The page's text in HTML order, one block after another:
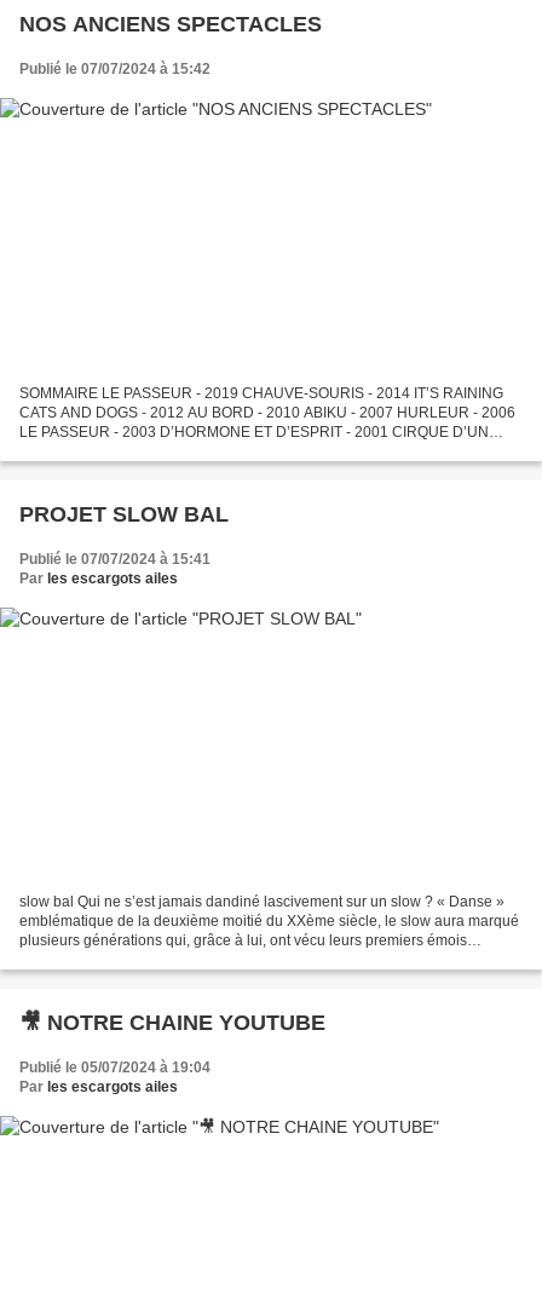
NOS ANCIENS SPECTACLES
Publié le 07/07/2024 à 15:42
SOMMAIRE LE PASSEUR - 2019 CHAUVE-SOURIS - 2014 IT’S RAINING
CATS AND DOGS - 2012 AU BORD - 2010 ABIKU - 2007 HURLEUR - 2006
LE PASSEUR - 2003 D’HORMONE ET D’ESPRIT - 2001 CIRQUE D’UN
PROJET SLOW BAL
Publié le 07/07/2024 à 15:41
Par les escargots ailes
slow bal Qui ne s’est jamais dandiné lascivement sur un slow ? « Danse »
emblématique de la deuxième moitié du XXème siècle, le slow aura marqué
plusieurs générations qui, grâce à lui, ont vécu leurs premiers émois
🎥 NOTRE CHAINE YOUTUBE
Publié le 05/07/2024 à 19:04
Par les escargots ailes